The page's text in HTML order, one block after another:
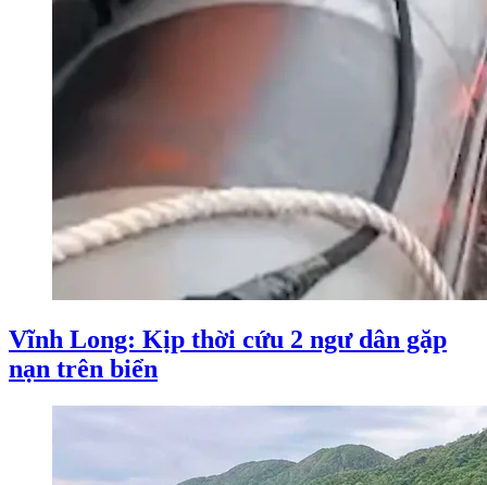
Vĩnh Long: Kịp thời cứu 2 ngư dân gặp
nạn trên biển